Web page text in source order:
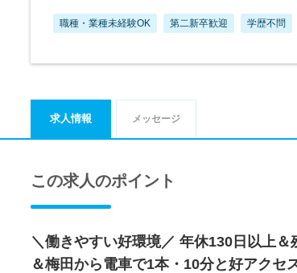
職種・業種未経験OK 第二新卒歓迎 学歴不問
求人情報 メッセージ
この求人のポイント
＼働きやすい好環境／ 年休130日以上＆
＆梅田から電車で1本・10分と好アクセ